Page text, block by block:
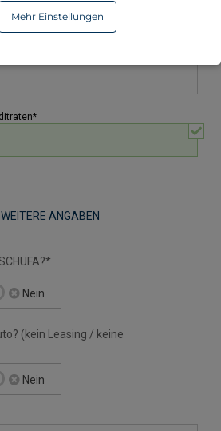
ANGABEN
Nein
(kein Leasing / keine
Nein
Mehr Einstellungen